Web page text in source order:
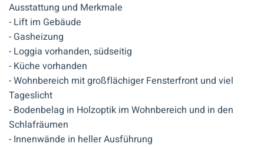
Ausstattung und Merkmale
- Lift im Gebäude
- Gasheizung
- Loggia vorhanden, südseitig
- Küche vorhanden
- Wohnbereich mit großflächiger Fensterfront und viel
Tageslicht
- Bodenbelag in Holzoptik im Wohnbereich und in den
Schlafräumen
- Innenwände in heller Ausführung